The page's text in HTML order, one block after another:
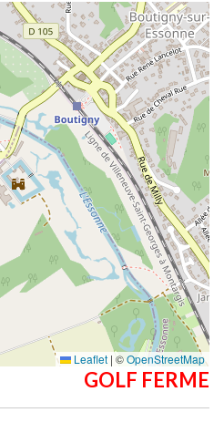
Leaflet | ©OpenStreetMap